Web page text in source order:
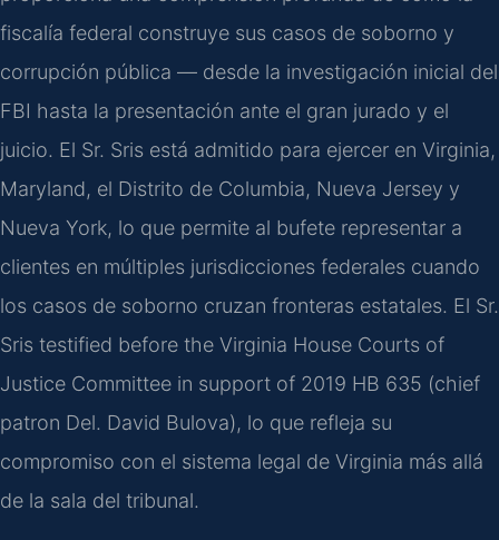
fiscalía federal construye sus casos de soborno y
corrupción pública — desde la investigación inicial del
FBI hasta la presentación ante el gran jurado y el
juicio. El Sr. Sris está admitido para ejercer en Virginia,
Maryland, el Distrito de Columbia, Nueva Jersey y
Nueva York, lo que permite al bufete representar a
clientes en múltiples jurisdicciones federales cuando
los casos de soborno cruzan fronteras estatales. El Sr.
Sris testified before the Virginia House Courts of
Justice Committee in support of 2019 HB 635 (chief
patron Del. David Bulova), lo que refleja su
compromiso con el sistema legal de Virginia más allá
de la sala del tribunal.